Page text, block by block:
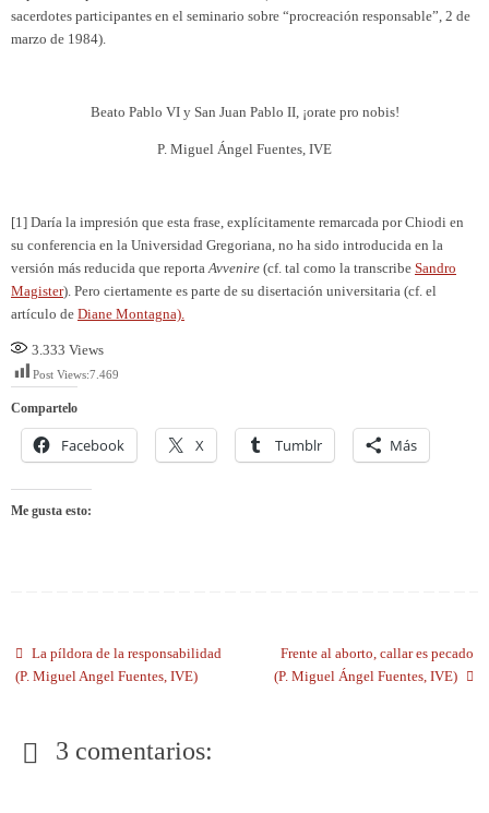
sacerdotes participantes en el seminario sobre “procreación responsable”, 2 de
marzo de 1984).
Beato Pablo VI y San Juan Pablo II, ¡orate pro nobis!
P. Miguel Ángel Fuentes, IVE
[1] Daría la impresión que esta frase, explícitamente remarcada por Chiodi en
su conferencia en la Universidad Gregoriana, no ha sido introducida en la
versión más reducida que reportaAvvenire (cf. tal como la transcribe Sandro
Magister). Pero ciertamente es parte de su disertación universitaria (cf. el
artículo de Diane Montagna).
3.333 Views
Post Views:7.469
Compartelo
Facebook X Tumblr Más
Me gusta esto:
La píldora de la responsabilidad
(P. Miguel Angel Fuentes, IVE)
Frente al aborto, callar es pecado
(P. Miguel Ángel Fuentes, IVE)
3 comentarios: